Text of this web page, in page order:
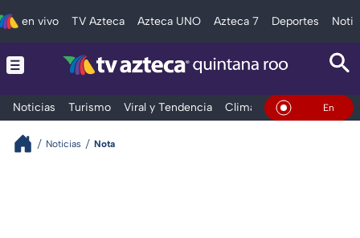
en vivo TV Azteca Azteca UNO Azteca 7 Deportes
Noticias Turismo Viral y Tendencia Clima Tráfico En Vivo
Noticias Nota